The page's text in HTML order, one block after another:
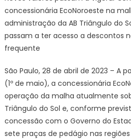
concessionária EcoNoroeste na
administração da AB Triângulo do
passam a ter acesso a descontos
frequente
São Paulo, 28 de abril de 2023 – A
(1º de maio), a concessionária
operação da malha atualmente
Triângulo do Sol e, conforme
concessão com o Governo do
sete praças de pedágio nas regiões